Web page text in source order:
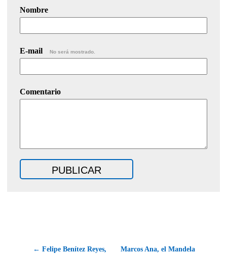
Nombre
E-mail No será mostrado.
Comentario
← Felipe Benítez Reyes, Marcos Ana, el Mandela